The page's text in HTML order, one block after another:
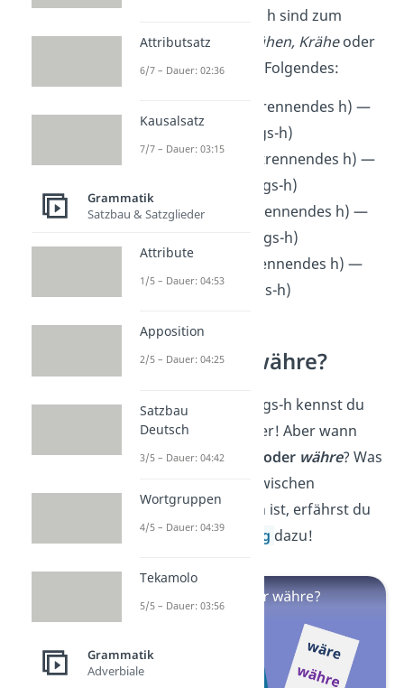
silbentrennendem h sind zum
Beispielgehen, glühen, Kräheoder
Ruhe. Deshalb gilt Folgendes:
(silbentrennendes h) —
geht(Dehnungs-h)
glühen(silbentrennendes h) —
(Dehnungs-h)
Krähe(silbentrennendes h) —
(Dehnungs-h)
Ruhe
(silbentrennendes h) —
ruht(Dehnungs-h)
Wäre oder währe?
In Sachen Dehnungs-h kennst du
dich jetzt aus, super! Aber wann
schreibst du
oderwähre? Was
der Unterschied zwischen
den Schreibweisen ist, erfährst du
in unseremBeitrag dazu!
Attributsatz
6/7 – Dauer: 02:36
Kausalsatz
7/7 – Dauer: 03:15
Grammatik
Satzbau & Satzglieder
Attribute
1/5 – Dauer: 04:53
Apposition
2/5 – Dauer: 04:25
Satzbau
Deutsch
3/5 – Dauer: 04:42
Wortgruppen
4/5 – Dauer: 04:39
Tekamolo
5/5 – Dauer: 03:56
Grammatik
Adverbiale